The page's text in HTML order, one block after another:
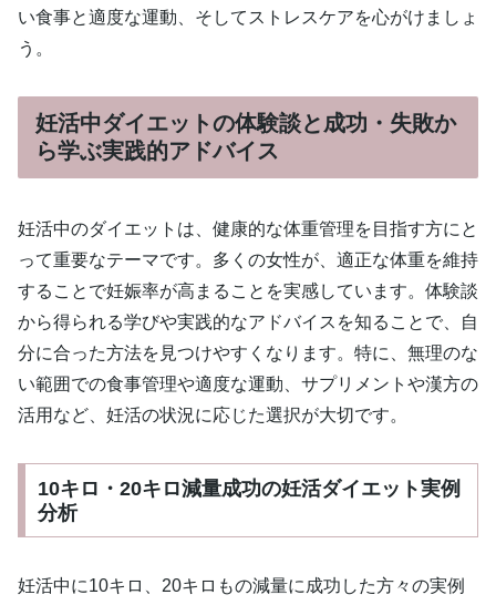
い食事と適度な運動、そしてストレスケアを心がけましょ
う。
妊活中ダイエットの体験談と成功・失敗か
ら学ぶ実践的アドバイス
妊活中のダイエットは、健康的な体重管理を目指す方にと
って重要なテーマです。多くの女性が、適正な体重を維持
することで妊娠率が高まることを実感しています。体験談
から得られる学びや実践的なアドバイスを知ることで、自
分に合った方法を見つけやすくなります。特に、無理のな
い範囲での食事管理や適度な運動、サプリメントや漢方の
活用など、妊活の状況に応じた選択が大切です。
10キロ・20キロ減量成功の妊活ダイエット実例
分析
妊活中に10キロ、20キロもの減量に成功した方々の実例